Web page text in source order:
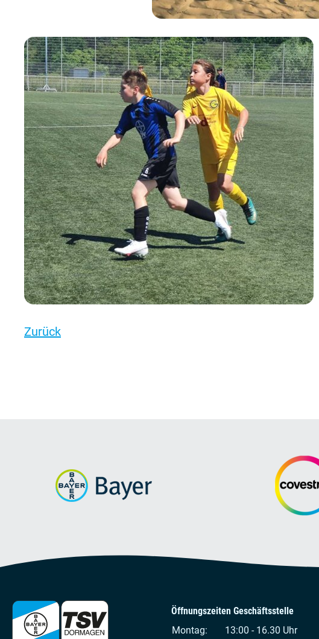
Zurück
Öffnungszeiten Geschäftsstelle
Montag:
13:00 - 16.30 Uhr